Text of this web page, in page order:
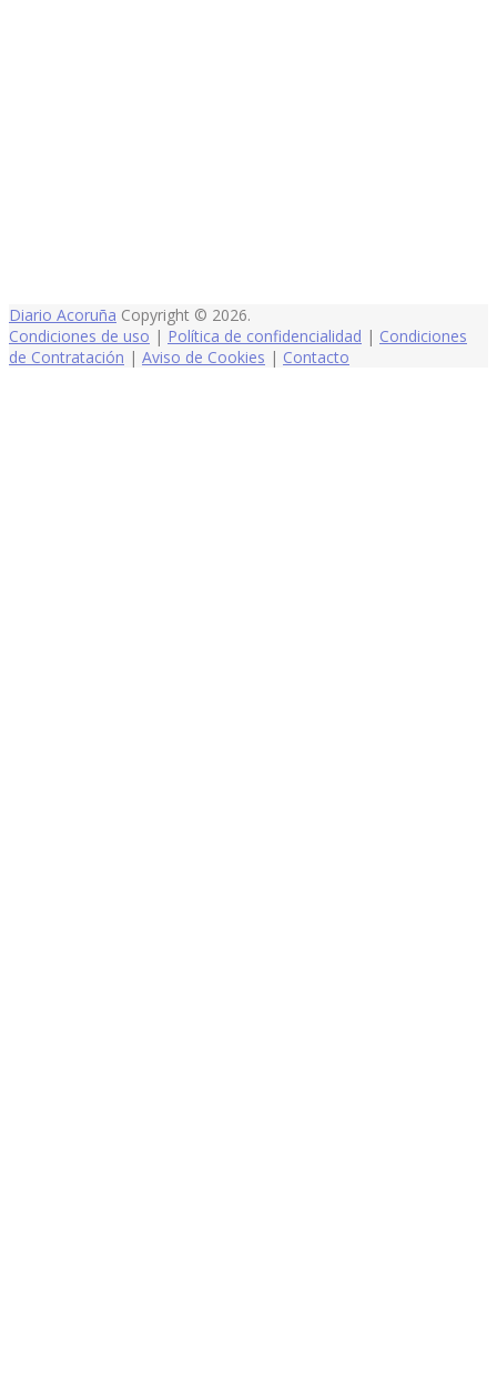
Diario Acoruña Copyright © 2026.
Condiciones de uso | Política de confidencialidad | Condiciones
de Contratación | Aviso de Cookies | Contacto